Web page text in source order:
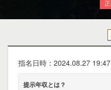
指名日時：2024.08.27 19:47
提示年収とは？